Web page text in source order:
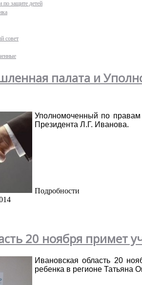
по защите детей
совет
палата и
Уполномоченный по
Президента Л.Г. Иванова.
Подробности
20 ноября примет
Ивановская область 20
ребенка в регионе Татьяна